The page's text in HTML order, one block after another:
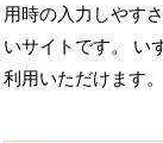
用時の入力しやす
いサイトです。 い
利用いただけます。